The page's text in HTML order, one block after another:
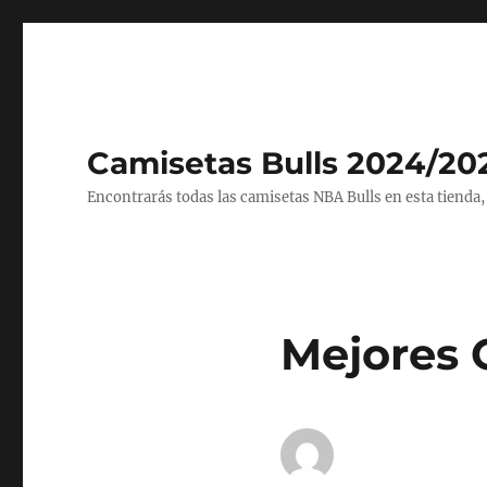
Camisetas Bulls 2024/
Encontrarás todas las camisetas NBA Bulls en esta
Mejores